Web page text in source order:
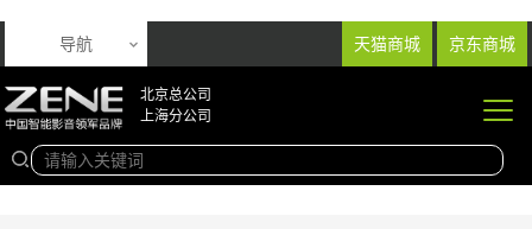
天猫商城 京东商城
导航
北京总公司
上海分公司